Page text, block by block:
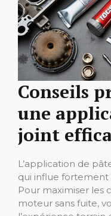
Conseils
une
joint
L’application de
qui influe fortement
Pour maximiser les
moteur sans fuite,